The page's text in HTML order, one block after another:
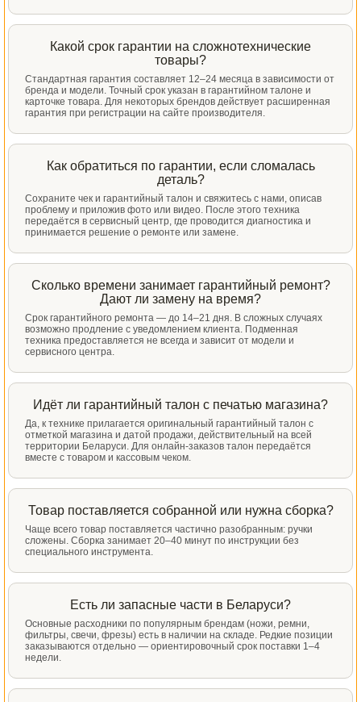
Какой срок гарантии на сложнотехнические
товары?
Стандартная гарантия составляет 12–24 месяца в зависимости от
бренда и модели. Точный срок указан в гарантийном талоне и
карточке товара. Для некоторых брендов действует расширенная
гарантия при регистрации на сайте производителя.
Как обратиться по гарантии, если сломалась
деталь?
Сохраните чек и гарантийный талон и свяжитесь с нами, описав
проблему и приложив фото или видео. После этого техника
передаётся в сервисный центр, где проводится диагностика и
принимается решение о ремонте или замене.
Сколько времени занимает гарантийный ремонт?
Дают ли замену на время?
Срок гарантийного ремонта — до 14–21 дня. В сложных случаях
возможно продление с уведомлением клиента. Подменная
техника предоставляется не всегда и зависит от модели и
сервисного центра.
Идёт ли гарантийный талон с печатью магазина?
Да, к технике прилагается оригинальный гарантийный талон с
отметкой магазина и датой продажи, действительный на всей
территории Беларуси. Для онлайн-заказов талон передаётся
вместе с товаром и кассовым чеком.
Товар поставляется собранной или нужна сборка?
Чаще всего товар поставляется частично разобранным: ручки
сложены. Сборка занимает 20–40 минут по инструкции без
специального инструмента.
Есть ли запасные части в Беларуси?
Основные расходники по популярным брендам (ножи, ремни,
фильтры, свечи, фрезы) есть в наличии на складе. Редкие позиции
заказываются отдельно — ориентировочный срок поставки 1–4
недели.